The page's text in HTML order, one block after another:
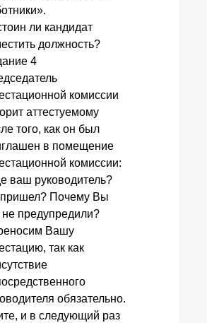
ли кандидат
должность?
4
комиссии
аттестуемому
того, как он был
в помещение
комиссии:
ваш руководитель?
Почему Вы
не предупредили?
Вашу
так как
обязательно.
и в следующий раз